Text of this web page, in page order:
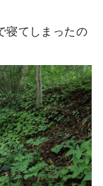
寝てしまったの